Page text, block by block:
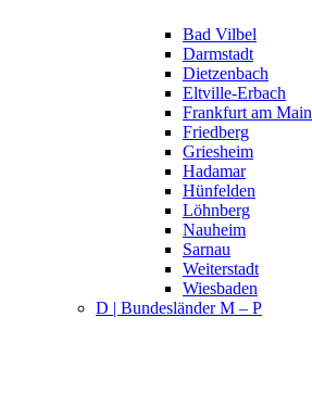
Bad Vilbel
Darmstadt
Dietzenbach
Eltville-Erbach
Frankfurt am Main
Friedberg
Griesheim
Hadamar
Hünfelden
Löhnberg
Nauheim
Sarnau
Weiterstadt
Wiesbaden
D | Bundesländer M – P